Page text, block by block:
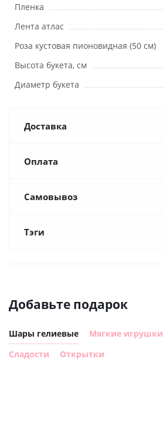
Пленка
Лента атлас
Роза кустовая пионовидная (50 см)
Высота букета, см
Диаметр букета
Доставка
Оплата
Самовывоз
Тэги
Добавьте подарок
Шары гелиевые Мягкие игрушки
Сладости
Открытки